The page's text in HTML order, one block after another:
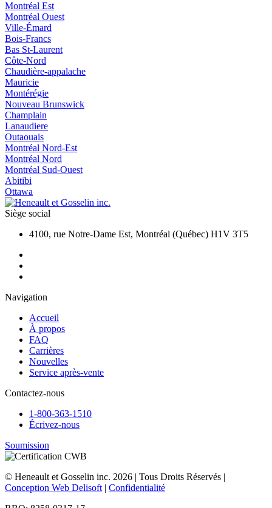
Montréal Est
Montréal Ouest
Ville-Émard
Bois-Francs
Bas St-Laurent
Côte-Nord
Chaudière-appalache
Mauricie
Montérégie
Nouveau Brunswick
Champlain
Lanaudiere
Outaouais
Montréal Nord-Est
Montréal Nord
Montréal Sud-Ouest
Abitibi
Ottawa
Siège social
4100, rue Notre-Dame Est, Montréal (Québec) H1V 3T5
Navigation
Accueil
À propos
FAQ
Carrières
Nouvelles
Service après-vente
Contactez-nous
1-800-363-1510
Écrivez-nous
Soumission
© Heneault et Gosselin inc. 2026 | Tous Droits Réservés |
Conception Web Delisoft | Confidentialité